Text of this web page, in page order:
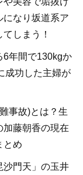
になり坂道系ア
しまう！
6年間で130kgか
成功した主婦が
事故)とは？生
加藤朝香の現在
とめ
沙門天」の玉井